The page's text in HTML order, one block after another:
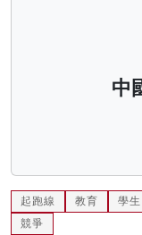
中
起跑線 教育 學生
競爭